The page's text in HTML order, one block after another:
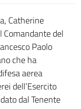
Catherine
Comandante del
Paolo
che ha
aerea
dell’Esercito
dal Tenente